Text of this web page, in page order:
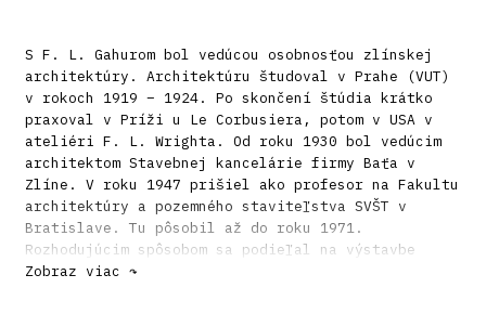
S F. L. Gahurom bol vedúcou osobnosťou zlínskej
architektúry. Architektúru študoval v Prahe (VUT)
v rokoch 1919 – 1924. Po skončení štúdia krátko
praxoval v Príži u Le Corbusiera, potom v USA v
ateliéri F. L. Wrighta. Od roku 1930 bol vedúcim
architektom Stavebnej kancelárie firmy Baťa v
Zlíne. V roku 1947 prišiel ako profesor na Fakultu
architektúry a pozemného staviteľstva SVŠT v
Bratislave. Tu pôsobil až do roku 1971.
Rozhodujúcim spôsobom sa podieľal na výstavbe
Zlína i jeho satelitov po celom svete. Medzi jeho
Zobraz viac ↷